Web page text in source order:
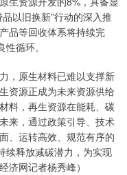
以旧换新”行动的深入推
品等回收体系将持续完
循环。
原生材料已难以支撑新
资源正成为未来资源供给
料，再生资源在能耗、碳
来，通过政策引导、技术
、运转高效、规范有序的
续释放减碳潜力，为实现
济网记者杨秀峰）